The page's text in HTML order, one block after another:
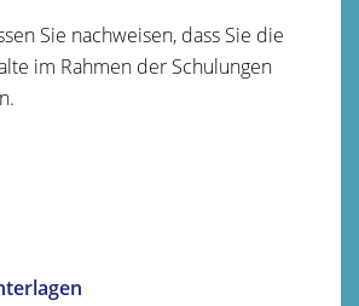
Sie nachweisen, dass Sie die
im Rahmen der Schulungen